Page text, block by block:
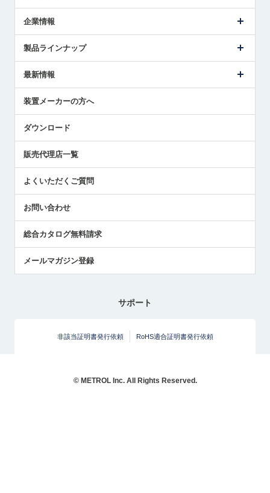
企業情報
ごあいさつ
受賞履歴
採用情報
国/地域/言語
製品ラインナップ
ツールセッタ製品
エアマイクロセンサ製品
最新情報
メトロールの技術
社員ブログ
中小企業のBCP地震対策
センサのテクニカルガイド
社長ブログ
装置メーカーの方へ
ダウンロード
販売代理店一覧
よくいただくご質問
お問い合わせ
総合カタログ無料請求
メールマガジン登録
サポート
非該当証明書発行依頼 RoHS適合証明書発行依頼
© METROL Inc. All Rights Reserved.